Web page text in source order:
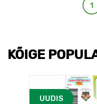
1
KÕIGE
UUDIS